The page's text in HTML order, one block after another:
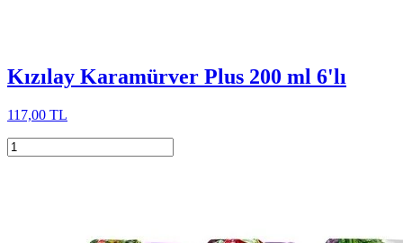
Kızılay Karamürver Plus 200 ml 6'lı
117,00 TL